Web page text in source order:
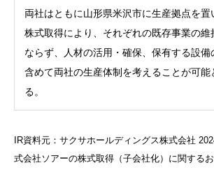
両社はともに山形県米沢市に生産拠点を
株式取得により、それぞれの既存事業の維
ならず、人材の活用・確保、保有する設備
含めて両社の生産体制を考えることが可能
る。
IR資料元：サクサホールディングス株式会社
式会社ソアーの株式取得（子会社化）に関する